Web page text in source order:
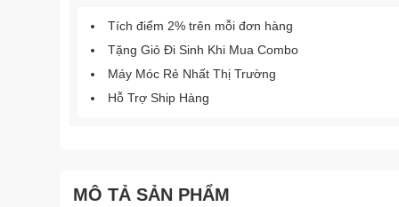
Tích điểm 2% trên mỗi đơn hàng
Tặng Giỏ Đi Sinh Khi Mua Combo
Máy Móc Rẻ Nhất Thị Trường
Hỗ Trợ Ship Hàng
MÔ TẢ SẢN PHẨM